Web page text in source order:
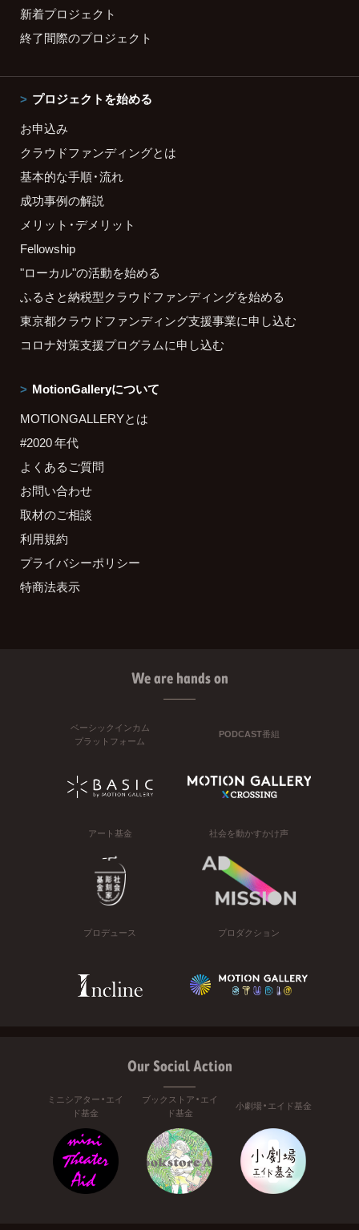
新着プロジェクト
終了間際のプロジェクト
プロジェクトを始める
お申込み
クラウドファンディングとは
基本的な手順・流れ
成功事例の解説
メリット・デメリット
Fellowship
"ローカル"の活動を始める
ふるさと納税型クラウドファンディングを始める
東京都クラウドファンディング支援事業に申し込む
コロナ対策支援プログラムに申し込む
MotionGalleryについて
MOTIONGALLERYとは
#2020 年代
よくあるご質問
お問い合わせ
取材のご相談
利用規約
プライバシーポリシー
特商法表示
We are hands on
ベーシックインカム
プラットフォーム
PODCAST番組
アート基金 社会を動かすかけ声
プロデュース プロダクション
Our Social Action
ミニシアター・エイ
ド基金
ブックストア・エイ
ド基金
小劇場・エイド基金